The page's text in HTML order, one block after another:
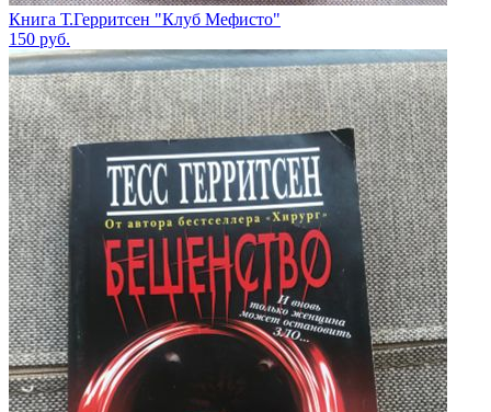
Книга Т.Герритсен "Клуб Мефисто"
150 руб.